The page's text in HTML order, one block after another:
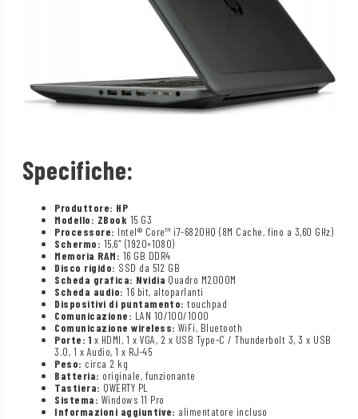
Specifiche:
Produttore: HP
Modello: ZBook 15 G3
Processore: Intel® Core™ i7-6820HQ (8M Cache, fino a 3,60 GHz)
Schermo: 15,6″ (1920×1080)
Memoria RAM: 16 GB DDR4
Disco rigido: SSD da 512 GB
Scheda grafica: Nvidia Quadro M2000M
Scheda audio: 16 bit, altoparlanti
Dispositivi di puntamento: touchpad
Comunicazione: LAN 10/100/1000
Comunicazione wireless: WiFi, Bluetooth
Porte: 1 x HDMI, 1 x VGA, 2 x USB Type-C / Thunderbolt 3, 3 x USB
3.0, 1 x Audio, 1 x RJ-45
Peso: circa 2 kg
Batteria: originale, funzionante
Tastiera: QWERTY PL
Sistema: Windows 11 Pro
Informazioni aggiuntive: alimentatore incluso